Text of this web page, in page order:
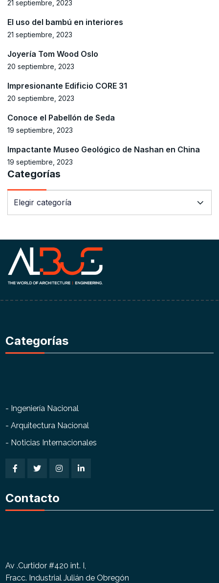
21 septiembre, 2023
El uso del bambú en interiores
21 septiembre, 2023
Joyería Tom Wood Oslo
20 septiembre, 2023
Impresionante Edificio CORE 31
20 septiembre, 2023
Conoce el Pabellón de Seda
19 septiembre, 2023
Impactante Museo Geológico de Nashan en China
19 septiembre, 2023
Categorías
Categorías
- Ingeniería Nacional
- Arquitectura Nacional
- Noticias Internacionales
Contacto
Av .Curtidor #420 int. I,
Fracc. Industrial Julián de Obregón